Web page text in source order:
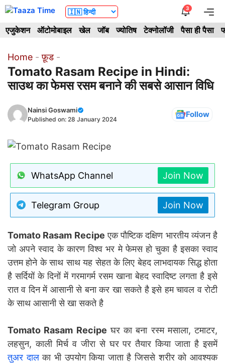
Skip
content
3
एजुकेशन ऑटोमोबाइल खेल जॉब ज्योतिष टेक्नोलॉजी पैसा ही पैसा
Home -फ़ूड-
Tomato Rasam Recipe in Hindi:
साउथ का फेमस रसम बनाने की सबसे आसान विधि
Nainsi Goswami
Published on: 28 January 2024 Follow
WhatsApp Channel Join Now
Telegram Group Join Now
Tomato Rasam Recipe एक पौष्टिक दक्षिण भारतीय व्यंजन है
जो अपने स्वाद के कारण विश्व भर मे फेमस हो चुका है इसका स्वाद
उत्तम होने के साथ साथ यह सेहत के लिए बेहद लाभदायक सिद्ध होता
है सर्दियों के दिनों में गरमागर्म रसम खाना बेहद स्वादिष्ट लगता है इसे
रात व दिन में आसानी से बना कर खा सकते है इसे हम चावल व रोटी
के साथ आसानी से खा सकते है
Tomato Rasam Recipe घर का बना रस्म मसाला, टमाटर,
लहसुन, काली मिर्च व जीरा से घर पर तैयार किया जाता है इसमें
तुअर दालका भी उपयोग किया जाता है जिससे शरीर को आवश्यक